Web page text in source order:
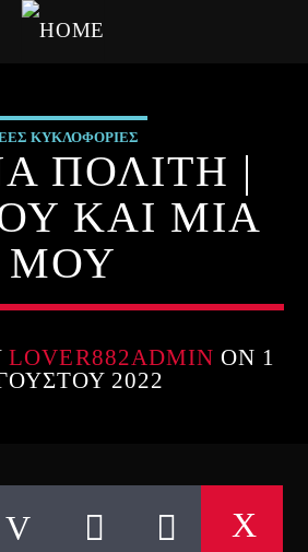
ΚΥΚΛΟΦΟΡΙΕΣ
ΠΟΛΙΤΗ |
ΚΑΙ ΜΙΑ
ΜΟΥ
LOVER882ADMIN ON 1
2022